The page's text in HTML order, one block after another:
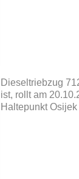
Dieseltriebzug
ist, rollt am
Haltepunkt